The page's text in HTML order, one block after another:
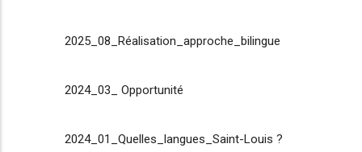
2025_08_Réalisation_approche_bilingue
2024_03_ Opportunité
2024_01_Quelles_langues_Saint-Louis ?